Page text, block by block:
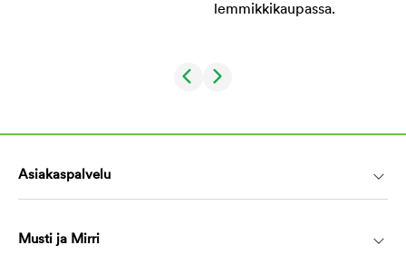
Asiakaspalvelu
Musti ja Mirri